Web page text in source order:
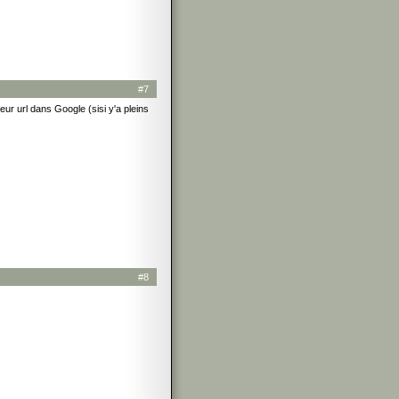
#7
url dans Google (sisi y'a pleins
#8